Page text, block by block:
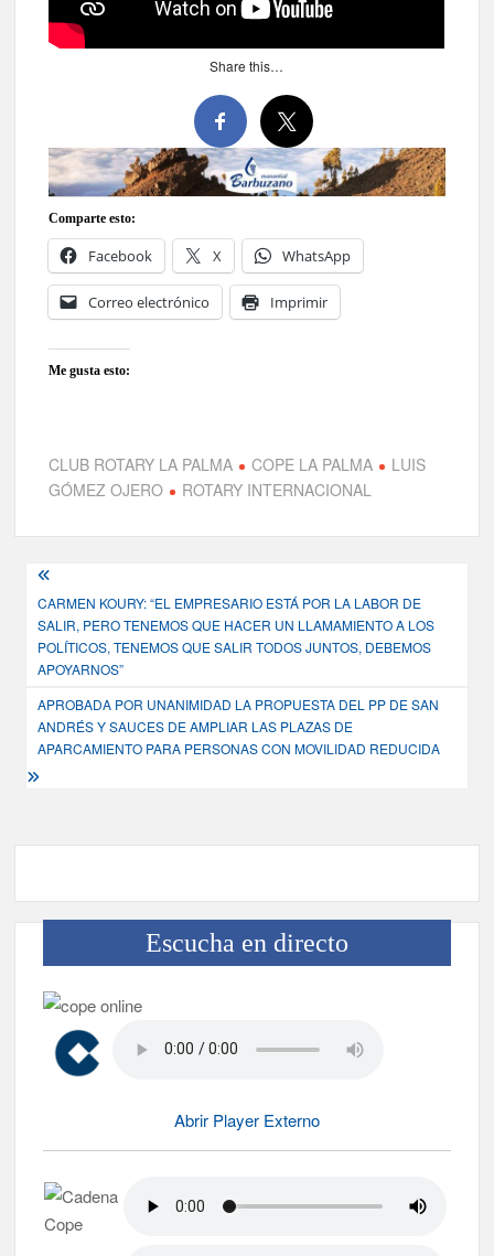
Share this…
Comparte esto:
Facebook X WhatsApp
Correo electrónico Imprimir
Me gusta esto:
CLUB ROTARY LA PALMA COPE LA PALMA
LUIS
GÓMEZ OJERO
ROTARY INTERNACIONAL
Navegación
de
entradas
CARMEN KOURY: “EL EMPRESARIO ESTÁ POR LA LABOR DE
SALIR, PERO TENEMOS QUE HACER UN LLAMAMIENTO A LOS
POLÍTICOS, TENEMOS QUE SALIR TODOS JUNTOS, DEBEMOS
APOYARNOS”
APROBADA POR UNANIMIDAD LA PROPUESTA DEL PP DE SAN
ANDRÉS Y SAUCES DE AMPLIAR LAS PLAZAS DE
APARCAMIENTO PARA PERSONAS CON MOVILIDAD REDUCIDA
Escucha en directo
Abrir Player Externo